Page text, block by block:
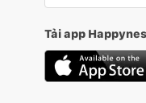
Tải app